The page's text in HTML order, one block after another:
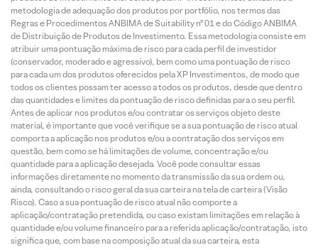
metodologia de adequação dos produtos por portfólio, nos termos das
Regras e Procedimentos ANBIMA de Suitability nº 01 e do Código ANBIMA
de Distribuição de Produtos de Investimento. Essa metodologia consiste em
atribuir uma pontuação máxima de risco para cada perfil de investidor
(conservador, moderado e agressivo), bem como uma pontuação de risco
para cada um dos produtos oferecidos pela XP Investimentos, de modo que
todos os clientes possam ter acesso a todos os produtos, desde que dentro
das quantidades e limites da pontuação de risco definidas para o seu perfil.
Antes de aplicar nos produtos e/ou contratar os serviços objeto deste
material, é importante que você verifique se a sua pontuação de risco atual
comporta a aplicação nos produtos e/ou a contratação dos serviços em
questão, bem como se há limitações de volume, concentração e/ou
quantidade para a aplicação desejada. Você pode consultar essas
informações diretamente no momento da transmissão da sua ordem ou,
ainda, consultando o risco geral da sua carteira na tela de carteira (Visão
Risco). Caso a sua pontuação de risco atual não comporte a
aplicação/contratação pretendida, ou caso existam limitações em relação à
quantidade e/ou volume financeiro para a referida aplicação/contratação, isto
significa que, com base na composição atual da sua carteira, esta